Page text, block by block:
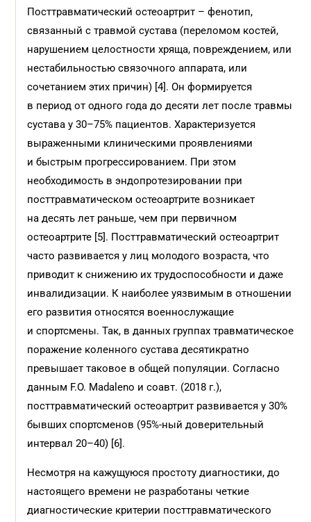
Посттравматический остеоартрит – фенотип,
связанный с травмой сустава (переломом костей,
нарушением целостности хряща, повреждением, или
нестабильностью связочного аппарата, или
сочетанием этих причин) [4]. Он формируется
в период от одного года до десяти лет после травмы
сустава у 30–75% пациентов. Характеризуется
выраженными клиническими проявлениями
и быстрым прогрессированием. При этом
необходимость в эндопротезировании при
посттравматическом остеоартрите возникает
на десять лет раньше, чем при первичном
остеоартрите [5]. Посттравматический остеоартрит
часто развивается у лиц молодого возраста, что
приводит к снижению их трудоспособности и даже
инвалидизации. К наиболее уязвимым в отношении
его развития относятся военнослужащие
и спортсмены. Так, в данных группах травматическое
поражение коленного сустава десятикратно
превышает таковое в общей популяции. Согласно
данным F.O. Madaleno и соавт. (2018 г.),
посттравматический остеоартрит развивается у 30%
бывших спортсменов (95%-ный доверительный
интервал 20–40) [6].
Несмотря на кажущуюся простоту диагностики, до
настоящего времени не разработаны четкие
диагностические критерии посттравматического